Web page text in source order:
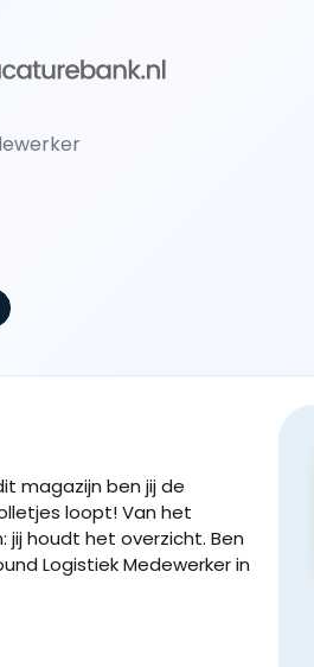
magazijn ben jij de
loopt! Van het
houdt het overzicht. Ben
Logistiek Medewerker in